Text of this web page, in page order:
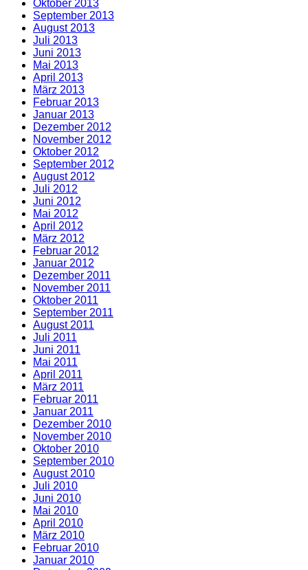
Oktober 2013
September 2013
August 2013
Juli 2013
Juni 2013
Mai 2013
April 2013
März 2013
Februar 2013
Januar 2013
Dezember 2012
November 2012
Oktober 2012
September 2012
August 2012
Juli 2012
Juni 2012
Mai 2012
April 2012
März 2012
Februar 2012
Januar 2012
Dezember 2011
November 2011
Oktober 2011
September 2011
August 2011
Juli 2011
Juni 2011
Mai 2011
April 2011
März 2011
Februar 2011
Januar 2011
Dezember 2010
November 2010
Oktober 2010
September 2010
August 2010
Juli 2010
Juni 2010
Mai 2010
April 2010
März 2010
Februar 2010
Januar 2010